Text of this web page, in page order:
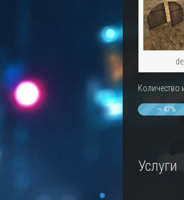
Количество
~ 47%
Услуги